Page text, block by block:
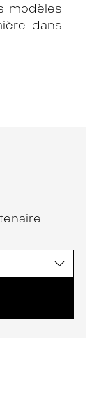
modèles
dans